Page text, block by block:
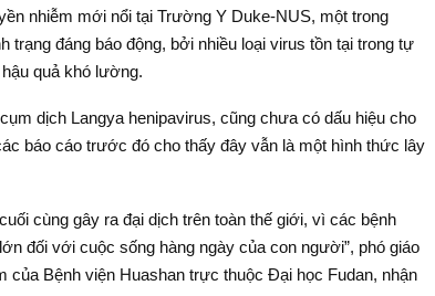
nhiễm mới nổi tại Trường Y Duke-NUS, một trong
trạng đáng báo động, bởi nhiều loại virus tồn tại trong tự
quả khó lường.
dịch Langya henipavirus, cũng chưa có dấu hiệu cho
báo cáo trước đó cho thấy đây vẫn là một hình thức lây
cùng gây ra đại dịch trên toàn thế giới, vì các bệnh
đối với cuộc sống hàng ngày của con người”, phó giáo
của Bệnh viện Huashan trực thuộc Đại học Fudan, nhận